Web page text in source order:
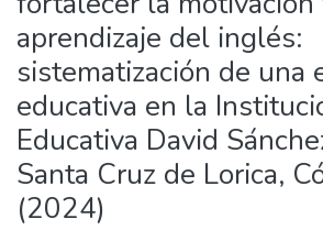
aprendizaje del inglés:
sistematización de una
educativa en la
Educativa David
Santa Cruz de Lorica,
(2024)